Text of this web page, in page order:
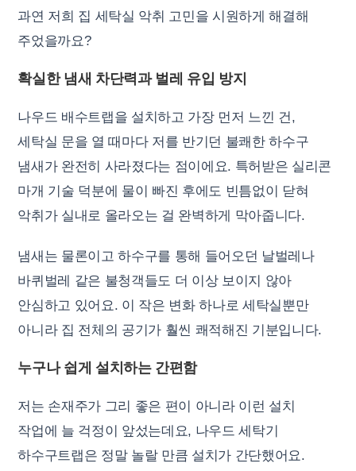
과연 저희 집 세탁실 악취 고민을 시원하게 해결해
주었을까요?
확실한 냄새 차단력과 벌레 유입 방지
나우드 배수트랩을 설치하고 가장 먼저 느낀 건,
세탁실 문을 열 때마다 저를 반기던 불쾌한 하수구
냄새가 완전히 사라졌다는 점이에요. 특허받은 실리콘
마개 기술 덕분에 물이 빠진 후에도 빈틈없이 닫혀
악취가 실내로 올라오는 걸 완벽하게 막아줍니다.
냄새는 물론이고 하수구를 통해 들어오던 날벌레나
바퀴벌레 같은 불청객들도 더 이상 보이지 않아
안심하고 있어요. 이 작은 변화 하나로 세탁실뿐만
아니라 집 전체의 공기가 훨씬 쾌적해진 기분입니다.
누구나 쉽게 설치하는 간편함
저는 손재주가 그리 좋은 편이 아니라 이런 설치
작업에 늘 걱정이 앞섰는데요, 나우드 세탁기
하수구트랩은 정말 놀랄 만큼 설치가 간단했어요.